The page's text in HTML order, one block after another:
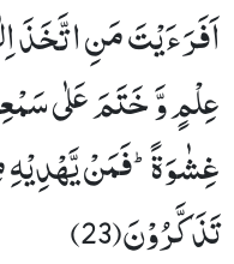
اَفَرَءَیْتَ مَنِ اتَّخَذَ
عِلْمٍ وَّ خَتَمَ عَلٰى
غِشٰوَةًؕ-فَمَنْ یَّهْدِیْهِ
تَذَكَّرُوْنَ(23)